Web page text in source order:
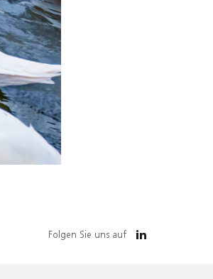
Folgen Sie uns auf